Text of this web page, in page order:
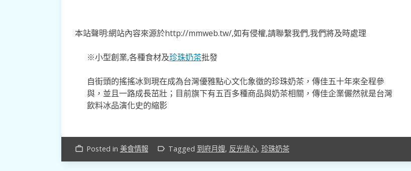
本站聲明:網站內容來源於http://mmweb.tw/,如有侵權,請聯繫我們,我們將及時處理
※小型創業,各種食材及珍珠奶茶批發
自街頭的搖搖冰到現在成為台灣優雅點心文化象徵的珍珠奶茶，傳佳五十年來全程參
與，並且一路成長茁壯；目前旗下有五百多種商品與奶茶相關，傳佳企業儼然就是台灣
飲料冰品演化史的縮影
work_outline Posted in 美食情報 label_outline Tagged 到府月嫂, 反光背心, 珍珠奶茶